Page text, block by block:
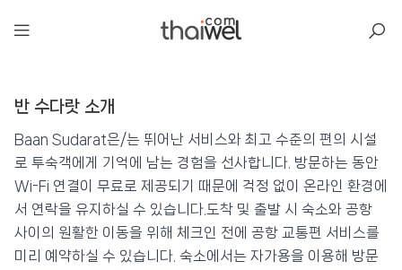
반 수다랏
📍 푸켓★★ ⭐ 8.6
💰 최저가 확인 · 예약하기
반 수다랏 소개
Baan Sudarat은/는 뛰어난 서비스와 최고 수준의 편의 시설
로 투숙객에게 기억에 남는 경험을 선사합니다. 방문하는 동안
Wi-Fi 연결이 무료로 제공되기 때문에 걱정 없이 온라인 환경에
서 연락을 유지하실 수 있습니다.도착 및 출발 시 숙소와 공항
사이의 원활한 이동을 위해 체크인 전에 공항 교통편 서비스를
미리 예약하실 수 있습니다. 숙소에서는 자가용을 이용해 방문